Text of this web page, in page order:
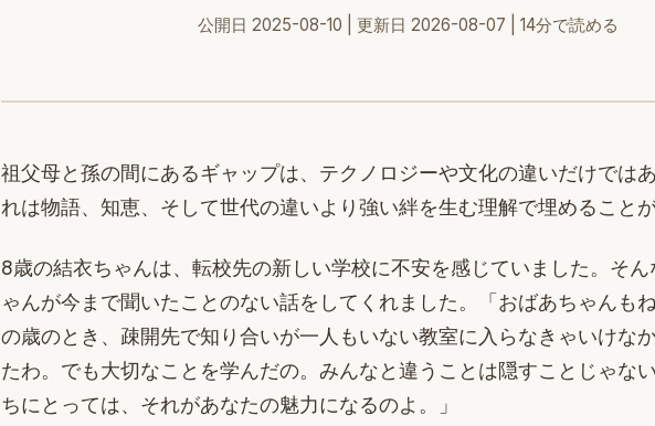
公開日 2025-08-10 | 更新日 2026-08-07 | 14分で読める
祖父母と孫の間にあるギャップは、テクノロジーや文化の違いだけで
れは物語、知恵、そして世代の違いより強い絆を生む理解で埋めること
8歳の結衣ちゃんは、転校先の新しい学校に不安を感じていました。そ
ゃんが今まで聞いたことのない話をしてくれました。「おばあちゃんも
の歳のとき、疎開先で知り合いが一人もいない教室に入らなきゃいけな
たわ。でも大切なことを学んだの。みんなと違うことは隠すことじゃ
ちにとっては、それがあなたの魅力になるのよ。」